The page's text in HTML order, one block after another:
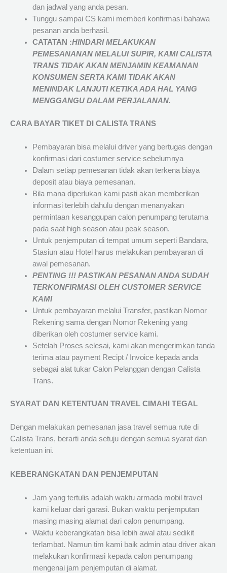
dan jadwal yang anda pesan.
Tunggu sampai CS kami memberi konfirmasi bahawa
pesanan anda berhasil.
CATATAN :HINDARI MELAKUKAN
PEMESANANAN MELALUI SUPIR, KAMICALISTA
TRANSTIDAK AKAN MENJAMINKEAMANAN
KONSUMEN SERTA KAMI TIDAK AKAN
MENINDAK LANJUTI KETIKA ADA HAL YANG
MENGGANGU DALAM PERJALANAN.
CARA BAYAR TIKET DI CALISTA TRANS
Pembayaran bisa melalui driver yang bertugas dengan
konfirmasi dari costumer service sebelumnya
Dalam setiap pemesanan tidak akan terkena biaya
deposit atau biaya pemesanan.
Bila mana diperlukan kami pasti akan memberikan
informasi terlebih dahulu dengan menanyakan
permintaan kesanggupan calon penumpang terutama
pada saat high season atau peak season.
Untuk penjemputan di tempat umum seperti Bandara,
Stasiun atau Hotel harus melakukan pembayaran di
awal pemesanan.
PENTING !!! PASTIKAN PESANAN ANDA SUDAH
TERKONFIRMASI OLEH CUSTOMER SERVICE
KAMI
Untuk pembayaran melalui Transfer, pastikan Nomor
Rekening sama dengan Nomor Rekening yang
diberikan oleh costumer service kami.
Setelah Proses selesai, kami akan mengerimkan tanda
terima atau payment Recipt / Invoice kepada anda
sebagai alat tukar Calon Pelanggan dengan Calista
Trans.
SYARAT DAN KETENTUAN TRAVEL CIMAHI TEGAL
Dengan melakukan pemesanan jasa travel semua rute di
Calista Trans, berarti anda setuju dengan semua syarat dan
ketentuan ini.
KEBERANGKATAN DAN PENJEMPUTAN
Jam yang tertulis adalah waktu armada mobil travel
kami keluar dari garasi. Bukan waktu penjemputan
masing masing alamat dari calon penumpang.
Waktu keberangkatan bisa lebih awal atau sedikit
terlambat. Namun tim kami baik admin atau driver akan
melakukan konfirmasi kepada calon penumpang
mengenai jam penjemputan di alamat.